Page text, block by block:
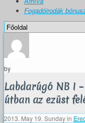
Fogadóirodák
by
Labdarúgó NB I
útban az ezüst
2013. May 19. Sundayin